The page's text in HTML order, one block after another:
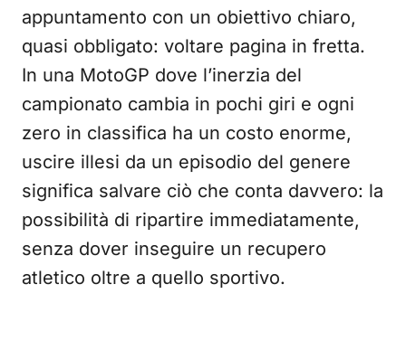
appuntamento con un obiettivo chiaro,
quasi obbligato: voltare pagina in fretta.
In una MotoGP dove l’inerzia del
campionato cambia in pochi giri e ogni
zero in classifica ha un costo enorme,
uscire illesi da un episodio del genere
significa salvare ciò che conta davvero: la
possibilità di ripartire immediatamente,
senza dover inseguire un recupero
atletico oltre a quello sportivo.